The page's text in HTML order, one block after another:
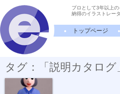
プロとして3年以上
納得のイラストレー
トップページ
タグ：「説明カタログ
ミニストップ...